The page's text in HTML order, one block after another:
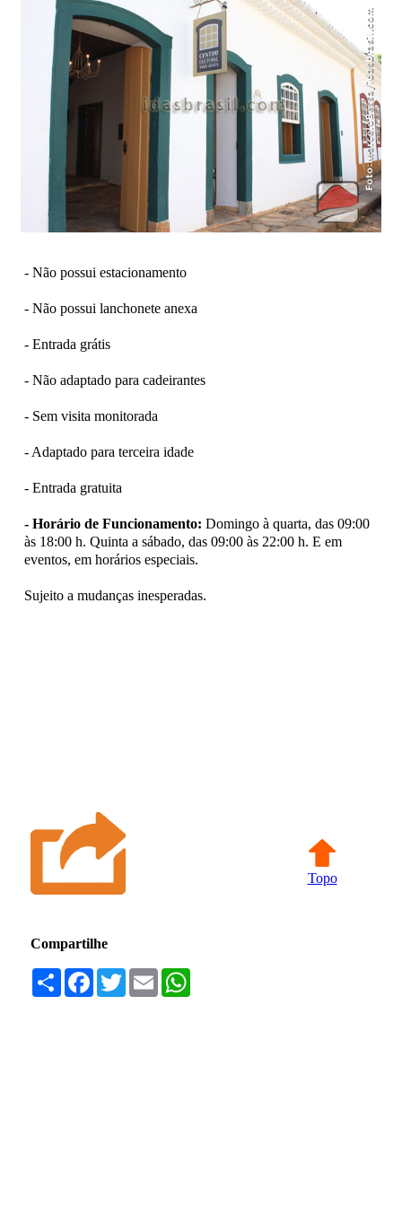
- Não possui estacionamento
- Não possui lanchonete anexa
- Entrada grátis
- Não adaptado para cadeirantes
- Sem visita monitorada
- Adaptado para terceira idade
- Entrada gratuita
- Horário de Funcionamento: Domingo à quarta, das 09:00
às 18:00 h. Quinta a sábado, das 09:00 às 22:00 h. E em
eventos, em horários especiais.
Sujeito a mudanças inesperadas.
Topo
Compartilhe
Compartilhar
Facebook
TwitterEmail